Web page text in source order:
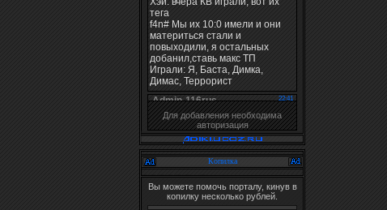
Для добавления необходима
авторизация
Копилка
Вы можете помочь порталу, кинув в
копилку несколько рублей.